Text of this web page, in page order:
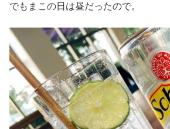
でもまこの日は昼だったので。